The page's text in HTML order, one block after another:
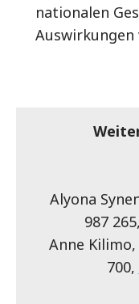
nationalen
Auswirkungen
Alyona
987 265,
Anne Kilimo,
700,